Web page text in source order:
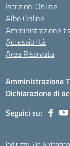
Iscrizioni Online
Albo Online
Amministrazione
Accessibilità
Area Riservata
Amministrazione
Dichiarazione di
Seguici su:
Indirizzo:Via